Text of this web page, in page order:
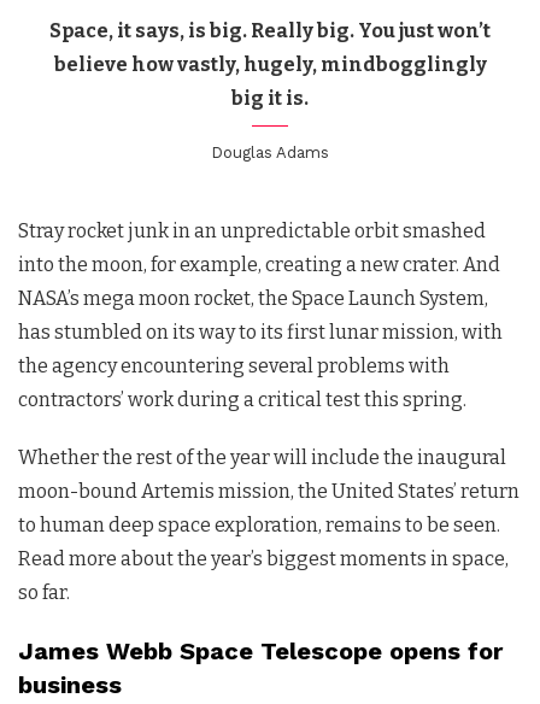
Space, it says, is big. Really big. You just won’t
believe how vastly, hugely, mindbogglingly
big it is.
Douglas Adams
Stray rocket junk in an unpredictable orbit smashed
into the moon, for example, creating a new crater. And
NASA’s mega moon rocket, the Space Launch System,
has stumbled on its way to its first lunar mission, with
the agency encountering several problems with
contractors’ work during a critical test this spring.
Whether the rest of the year will include the inaugural
moon-bound Artemis mission, the United States’ return
to human deep space exploration, remains to be seen.
Read more about the year’s biggest moments in space,
so far.
James Webb Space Telescope opens for
business